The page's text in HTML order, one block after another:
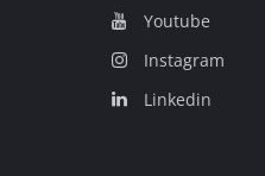
Youtube
Instagram
Linkedin